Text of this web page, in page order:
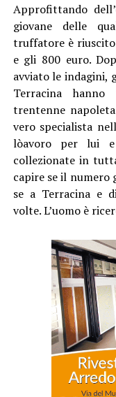
Approfittando
giovane delle
truffatore è riuscito
e gli 800 euro.
avviato le indagini,
Terracina
trentenne
vero specialista
lòavoro per lui
collezionate in
capire se il
se a Terracina e
volte. L’uomo è